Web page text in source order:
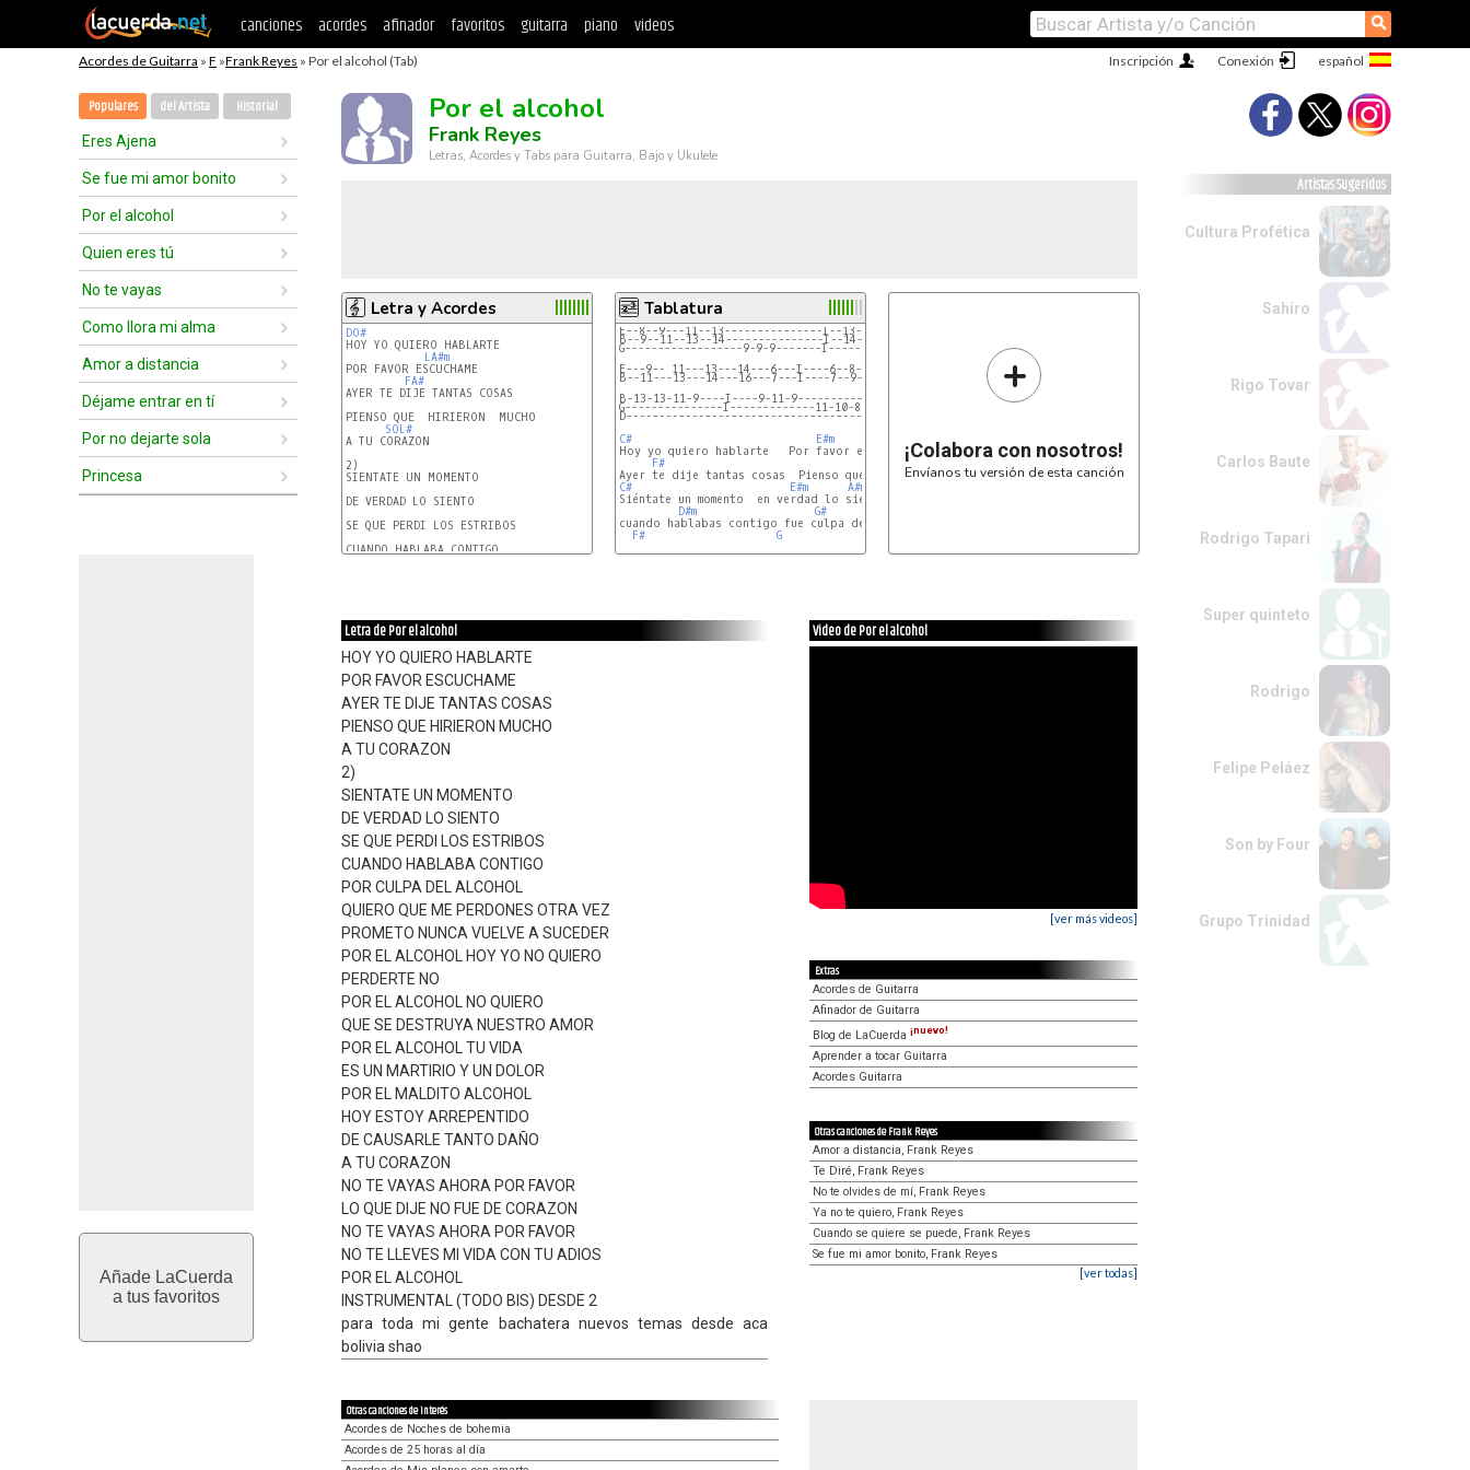
canciones acordes afinador favoritos guitarra piano videos ⚲
Acordes de Guitarra » F »Frank Reyes » Por el alcohol (Tab) Conexión
Inscripción
Populares del Artista Historial
Eres Ajena
Se fue mi amor bonito
Por el alcohol
Quien eres tú
No te vayas
Como llora mi alma
Amor a distancia
Déjame entrar en tí
Por no dejarte sola
Princesa
Añade LaCuerda
a tus favoritos
Por el alcohol
Frank Reyes
Letras, Acordes y Tabs para Guitarra, Bajo y Ukulele
Letra y Acordes
DO#
LA#m
POR FAVOR ESCUCHAME
FA#
AYER TE DIJE TANTAS COSAS
PIENSO QUE  HIRIERON  MUCHO
SOL#
A TU CORAZON
2)
SIENTATE UN MOMENTO
DE VERDAD LO SIENTO
SE QUE PERDI LOS ESTRIBOS
CUANDO HABLABA CONTIGO
Tablatura
E--8--9---11--13---------------I--13--13--13--11---9--11-------I
B--9--11--13--14---------------I--14--14--14--13--11--13--9----I
G------------------9-9-9-------I-------------------------------I
E---9-- 11---13---14---6---I----6--8--9--8--9--11-13-11--
B--11---13---14---16---7---I----7--9--11-9--11-13-14-13--
B-13-13-11-9----I----9-11-9-----------------
G---------------I-------------11-10-8-------
D---------------------------------------11--
C#
E#m
Hoy yo quiero hablarte   Por favor escúchame
F#
G#
C#
E#m A#m
Siéntate un momento  en verdad lo siento   se que perdí los estribos
D#m
G#
cuando hablabas contigo fue culpa de alcohol
F#
G
+
¡Colabora con nosotros!
Envíanos tu versión de esta canción
Letra de Por el alcohol
HOY YO QUIERO HABLARTE
POR FAVOR ESCUCHAME
AYER TE DIJE TANTAS COSAS
PIENSO QUE HIRIERON MUCHO
A TU CORAZON
2)
SIENTATE UN MOMENTO
DE VERDAD LO SIENTO
SE QUE PERDI LOS ESTRIBOS
CUANDO HABLABA CONTIGO
POR CULPA DEL ALCOHOL
QUIERO QUE ME PERDONES OTRA VEZ
PROMETO NUNCA VUELVE A SUCEDER
POR EL ALCOHOL HOY YO NO QUIERO
PERDERTE NO
POR EL ALCOHOL NO QUIERO
QUE SE DESTRUYA NUESTRO AMOR
POR EL ALCOHOL TU VIDA
ES UN MARTIRIO Y UN DOLOR
POR EL MALDITO ALCOHOL
HOY ESTOY ARREPENTIDO
DE CAUSARLE TANTO DAÑO
A TU CORAZON
NO TE VAYAS AHORA POR FAVOR
LO QUE DIJE NO FUE DE CORAZON
NO TE VAYAS AHORA POR FAVOR
NO TE LLEVES MI VIDA CON TU ADIOS
POR EL ALCOHOL
INSTRUMENTAL (TODO BIS) DESDE 2
para toda mi gente bachatera nuevos temas desde aca
bolivia shao
Video de Por el alcohol
[ver más videos]
Extras
Acordes de Guitarra
Afinador de Guitarra
Blog de LaCuerda ¡nuevo!
Aprender a tocar Guitarra
Acordes Guitarra
Otras canciones de Frank Reyes
Amor a distancia, Frank Reyes
Te Diré, Frank Reyes
No te olvides de mí, Frank Reyes
Ya no te quiero, Frank Reyes
Cuando se quiere se puede, Frank Reyes
Se fue mi amor bonito, Frank Reyes
[ver todas]
Otras canciones de interés
Acordes de Noches de bohemia
Acordes de 25 horas al día
Artistas Sugeridos
Cultura Profética
Sahiro
Rigo Tovar
Carlos Baute
Rodrigo Tapari
Super quinteto
Rodrigo
Felipe Peláez
Son by Four
Grupo Trinidad